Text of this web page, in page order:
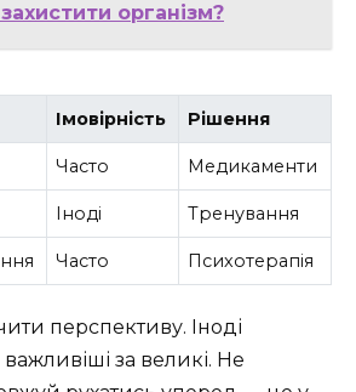
організм?
Імовірність Рішення
Часто Медикаменти
Іноді Тренування
Часто Психотерапія
перспективу. Іноді
за великі. Не